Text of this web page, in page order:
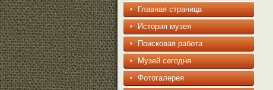
Главная страница
История музея
Поисковая работа
Музей сегодня
Фотогалерея